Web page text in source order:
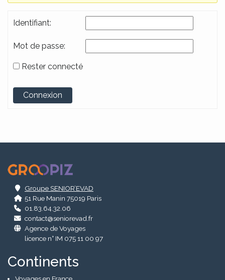
Identifiant:
Mot de passe:
Rester connecté
Alternative:
Connexion
Groupe SENIOR’EVAD
51 Rue Manin 75019 Paris
01.83.64.32.06
contact@seniorevad.fr
Agence de Voyages
licence n° IM 075 11 00 97
Continents